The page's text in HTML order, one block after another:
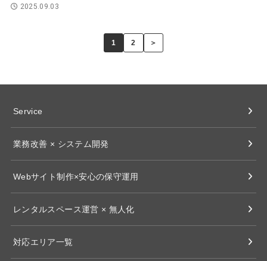
2025.09.03
1 2 ＞
Service
業務改善 × システム開発
Webサイト制作×安心の保守運用
レンタルスペース運営 × 無人化
対応エリア一覧